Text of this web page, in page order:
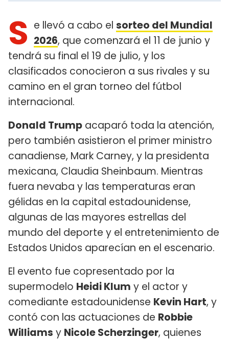
S e llevó a cabo el sorteo del Mundial
2026, que comenzará el 11 de junio y
tendrá su final el 19 de julio, y los
clasificados conocieron a sus rivales y su
camino en el gran torneo del fútbol
internacional.
Donald Trump acaparó toda la atención,
pero también asistieron el primer ministro
canadiense, Mark Carney, y la presidenta
mexicana, Claudia Sheinbaum. Mientras
fuera nevaba y las temperaturas eran
gélidas en la capital estadounidense,
algunas de las mayores estrellas del
mundo del deporte y el entretenimiento de
Estados Unidos aparecían en el escenario.
El evento fue copresentado por la
supermodelo Heidi Klum y el actor y
comediante estadounidense Kevin Hart, y
contó con las actuaciones de Robbie
Williams y Nicole Scherzinger, quienes